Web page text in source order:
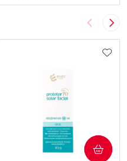
Imagem
AOS FAVORITOS
COMPRAR